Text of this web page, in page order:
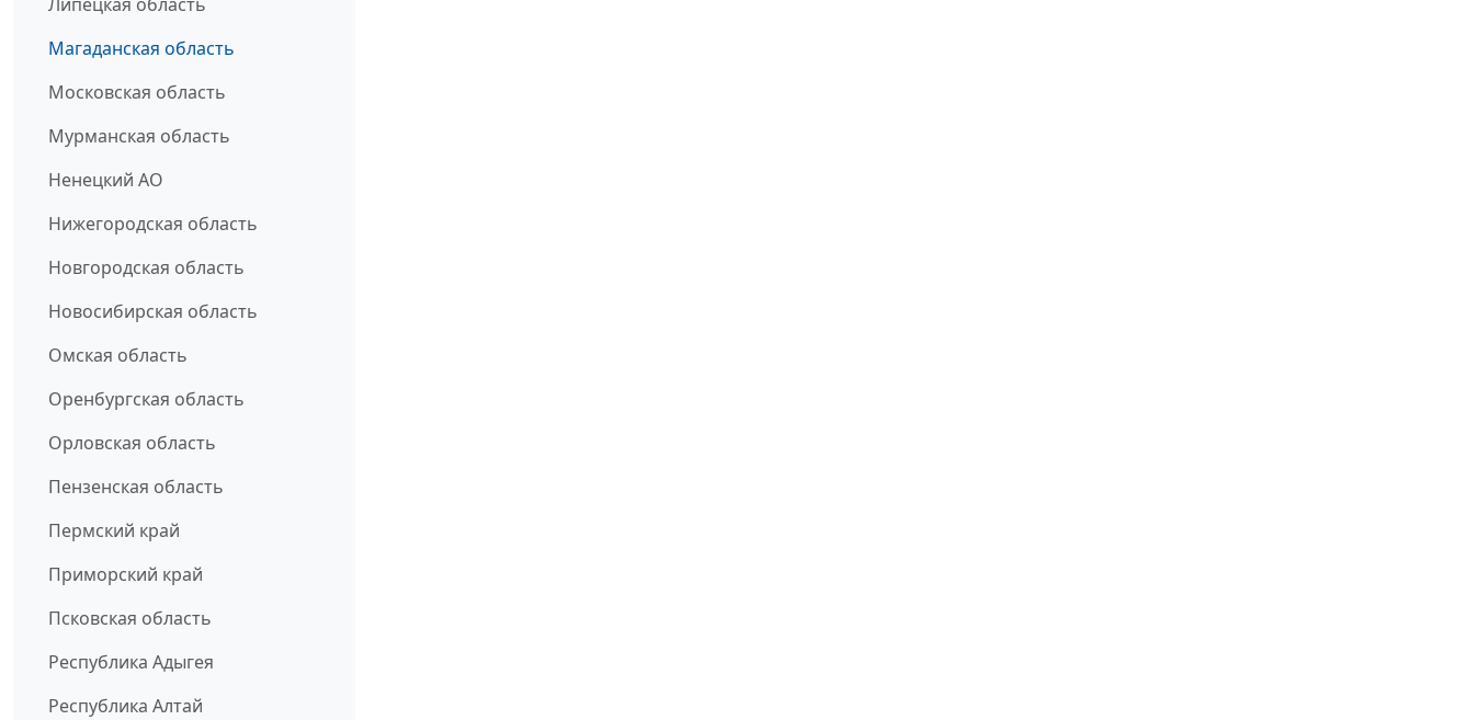
Магаданская область
Московская область
Мурманская область
Ненецкий АО
Нижегородская область
Новгородская область
Новосибирская область
Омская область
Оренбургская область
Орловская область
Пензенская область
Пермский край
Приморский край
Псковская область
Республика Адыгея
Республика Алтай